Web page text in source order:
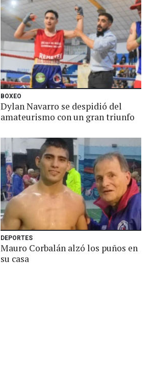
BOXEO
Dylan Navarro se despidió del
amateurismo con un gran triunfo
DEPORTES
Mauro Corbalán alzó los puños en
su casa